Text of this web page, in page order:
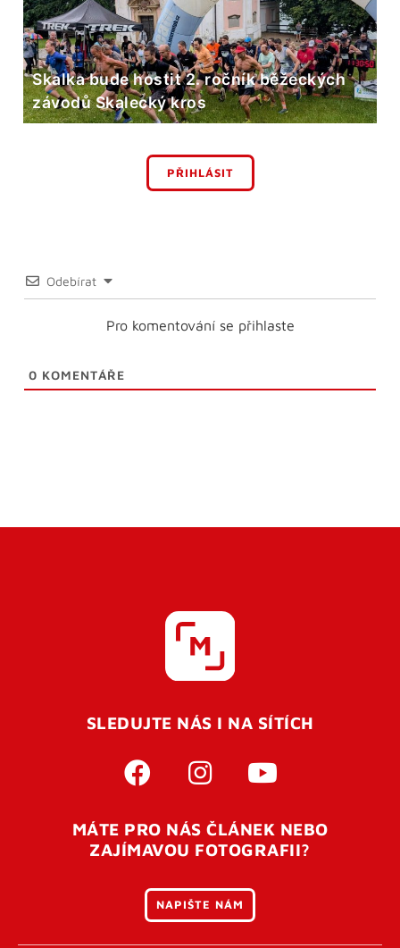
Skalka bude hostit 2. ročník běžeckých
závodů Skalecký kros
PŘIHLÁSIT
Odebírat
Pro komentování se přihlaste
0 KOMENTÁŘE
SLEDUJTE NÁS I NA SÍTÍCH
MÁTE PRO NÁS ČLÁNEK NEBO
ZAJÍMAVOU FOTOGRAFII?
NAPIŠTE NÁM